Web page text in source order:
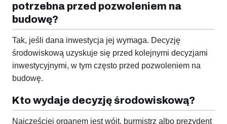
potrzebna przed pozwoleniem na
budowę?
Tak, jeśli dana inwestycja jej wymaga. Decyzję
środowiskową uzyskuje się przed kolejnymi decyzjami
inwestycyjnymi, w tym często przed pozwoleniem na
budowę.
Kto wydaje decyzję środowiskową?
Najczęściej organem jest wójt, burmistrz albo prezydent